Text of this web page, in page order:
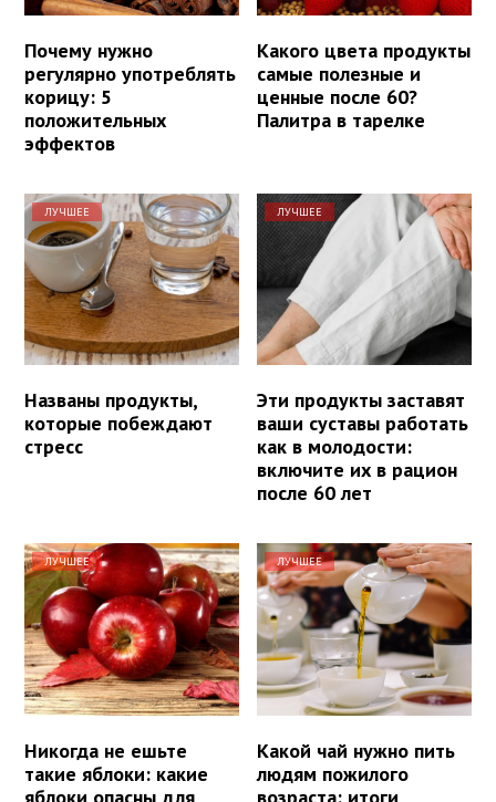
Почему нужно
регулярно употреблять
корицу: 5
положительных
эффектов
Какого цвета продукты
самые полезные и
ценные после 60?
Палитра в тарелке
ЛУЧШЕЕ
Названы продукты,
которые побеждают
стресс
ЛУЧШЕЕ
Эти продукты заставят
ваши суставы работать
как в молодости:
включите их в рацион
после 60 лет
ЛУЧШЕЕ
Никогда не ешьте
такие яблоки: какие
яблоки опасны для
ЛУЧШЕЕ
Какой чай нужно пить
людям пожилого
возраста: итоги